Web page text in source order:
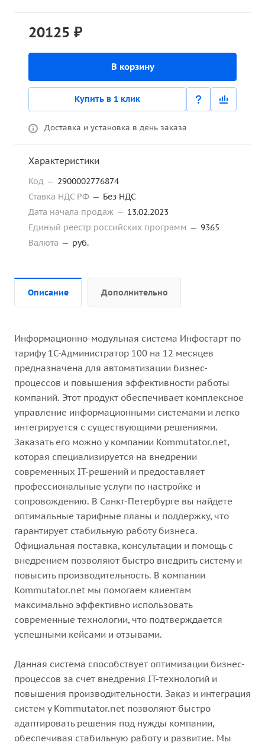
20125 ₽
В корзину
Купить в 1 клик
Доставка и установка в день заказа
Характеристики
Код — 2900002776874
Ставка НДС РФ — Без НДС
Дата начала продаж — 13.02.2023
Единый реестр российских программ — 9365
Валюта — руб.
Описание Дополнительно
Информационно-модульная система Инфостарт по
тарифу 1С-Администратор 100 на 12 месяцев
предназначена для автоматизации бизнес-
процессов и повышения эффективности работы
компаний. Этот продукт обеспечивает комплексное
управление информационными системами и легко
интегрируется с существующими решениями.
Заказать его можно у компании Kommutator.net,
которая специализируется на внедрении
современных IT-решений и предоставляет
профессиональные услуги по настройке и
сопровождению. В Санкт-Петербурге вы найдете
оптимальные тарифные планы и поддержку, что
гарантирует стабильную работу бизнеса.
Официальная поставка, консультации и помощь с
внедрением позволяют быстро внедрить систему и
повысить производительность. В компании
Kommutator.net мы помогаем клиентам
максимально эффективно использовать
современные технологии, что подтверждается
успешными кейсами и отзывами.
Данная система способствует оптимизации бизнес-
процессов за счет внедрения IT-технологий и
повышения производительности. Заказ и интеграция
систем у Kommutator.net позволяют быстро
адаптировать решения под нужды компании,
обеспечивая стабильную работу и развитие. Мы